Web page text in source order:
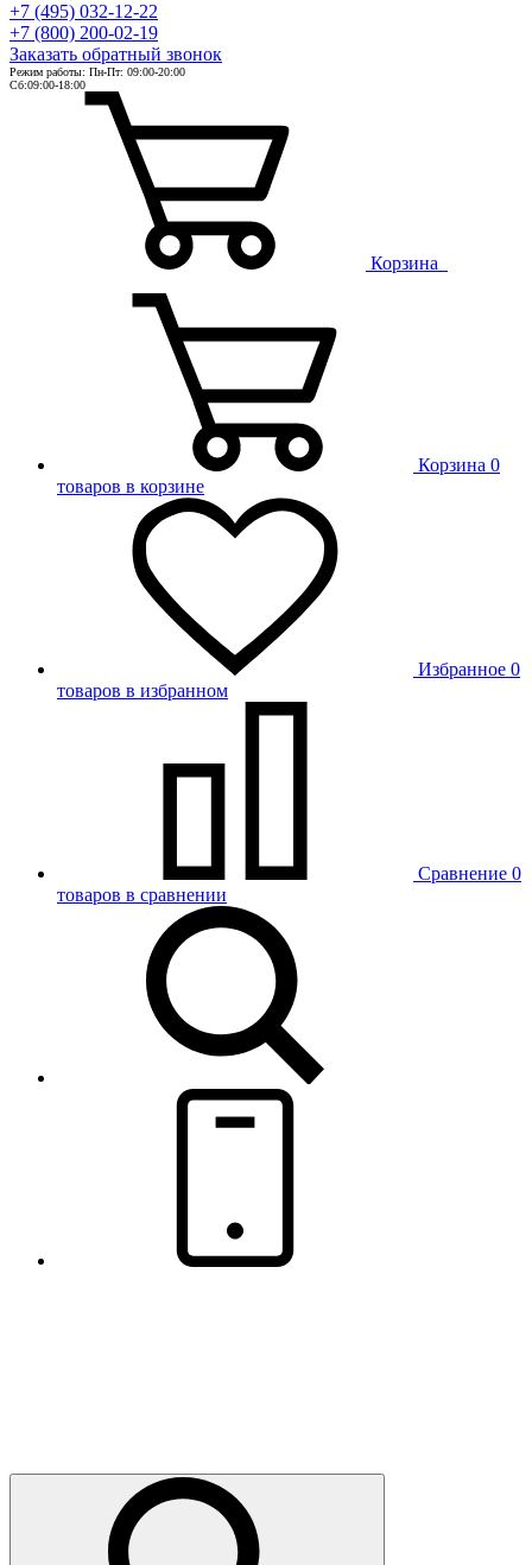
+7 (495) 032-12-22
+7 (800) 200-02-19
Заказать обратный звонок
Режим работы: Пн-Пт: 09:00-20:00
Сб:09:00-18:00
Корзина
Корзина 0
товаров в корзине
Избранное 0
товаров в избранном
Сравнение 0
товаров в сравнении